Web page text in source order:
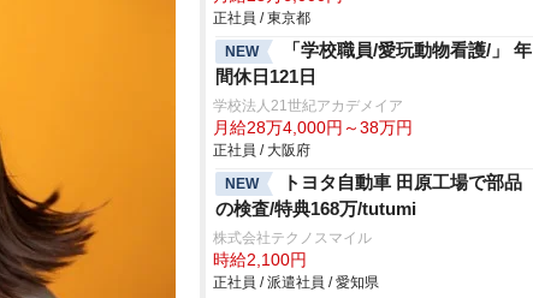
正社員 / 東京都
NEW
「学校職員/愛玩動物看護/」 年
間休日121日
学校法人21世紀アカデメイア
月給28万4,000円～38万円
正社員 / 大阪府
NEW
トヨタ自動車 田原工場で部品
の検査/特典168万/tutumi
株式会社テクノスマイル
時給2,100円
正社員 / 派遣社員 / 愛知県